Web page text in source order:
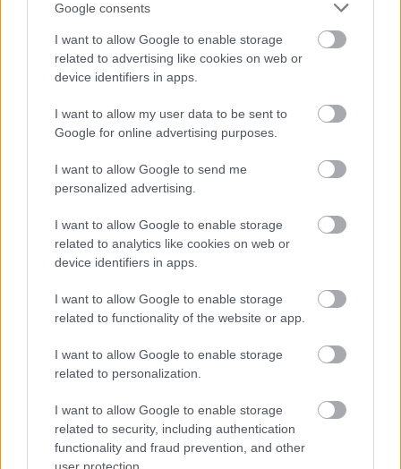
Google consents
I want to allow Google to enable storage
related to advertising like cookies on web or
device identifiers in apps.
I want to allow my user data to be sent to
Google for online advertising purposes.
I want to allow Google to send me
personalized advertising.
I want to allow Google to enable storage
related to analytics like cookies on web or
device identifiers in apps.
I want to allow Google to enable storage
related to functionality of the website or app.
I want to allow Google to enable storage
related to personalization.
I want to allow Google to enable storage
related to security, including authentication
functionality and fraud prevention, and other
VÖRÖS ÖRDÖGÖK A
FRISS HÍREK VÁLOGATOTT
JÁTÉKOSAINKRÓL